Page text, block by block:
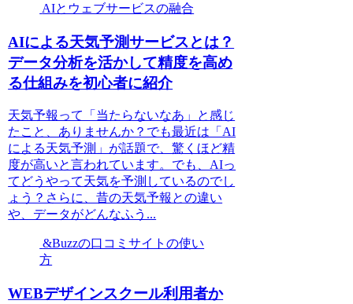
AIとウェブサービスの融合
AIによる天気予測サービスとは？
データ分析を活かして精度を高め
る仕組みを初心者に紹介
天気予報って「当たらないなあ」と感じ
たこと、ありませんか？でも最近は「AI
による天気予測」が話題で、驚くほど精
度が高いと言われています。でも、AIっ
てどうやって天気を予測しているのでし
ょう？さらに、昔の天気予報との違い
や、データがどんなふう...
&Buzzの口コミサイトの使い
方
WEBデザインスクール利用者か